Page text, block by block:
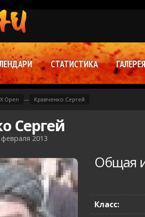
Сергей
2013
Общая
Класс:
Open — Кравченко Сергей
СТАТИСТИКА ГАЛЕРЕЯ